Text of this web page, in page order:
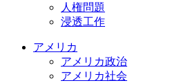
人権問題
浸透工作
アメリカ
アメリカ政治
アメリカ社会